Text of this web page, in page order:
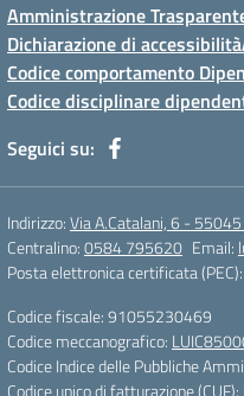
Amministrazione
Dichiarazione di accessibilità
Codice comportamento
Codice disciplinare
Seguici su:
Indirizzo:Via A.Catalani, 6 -
Centralino:0584 795620 Email:
Posta elettronica certificata (PEC):
Codice fiscale: 91055230469
Codice meccanografico:
Codice Indice delle Pubbliche
Codice unico di fatturazione (CUF):